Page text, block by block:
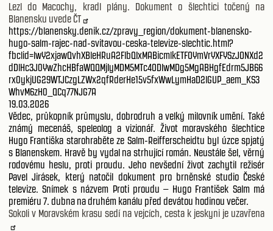
Lezl do Macochy, kradl plány. Dokument o šlechtici točený na
Blanensku uvede ČT
https://blanensky.denik.cz/zpravy_region/dokument-blanensko-
hugo-salm-rajec-nad-svitavou-ceska-televize-slechtic.html?
fbclid=IwY2xjawQvhXBleHRuA2FlbQIxMABicmlkETFOYmVrYXFYSzJONXd2
dDlHc3J0YwZhcHBfaWQQMjIyMDM5MTc4ODIwMDg5MgABHgfEdrm5JB66
rx0ykjUG29WTJCzgLZWx2qfRderHe15v5fxWwLymHaD2lGUP_aem_KS3
WhvM6zH0_QCq77NJG7A
19.03.2026
Vědec, průkopník průmyslu, dobrodruh a velký milovník umění. Také
známý mecenáš, speleolog a vizionář. Život moravského šlechtice
Hugo Františka starohraběte ze Salm-Reifferscheidtu byl úzce spjatý
s Blanenskem. Hravě by vydal na strhující román. Neustále šel, věrný
rodovému heslu, proti proudu. Jeho nevšední život zachytil režisér
Pavel Jirásek, který natočil dokument pro brněnské studio České
televize. Snímek s názvem Proti proudu – Hugo František Salm má
premiéru 7. dubna na druhém kanálu před devátou hodinou večer.
Sokoli v Moravském krasu sedí na vejcích, cesta k jeskyni je uzavřena